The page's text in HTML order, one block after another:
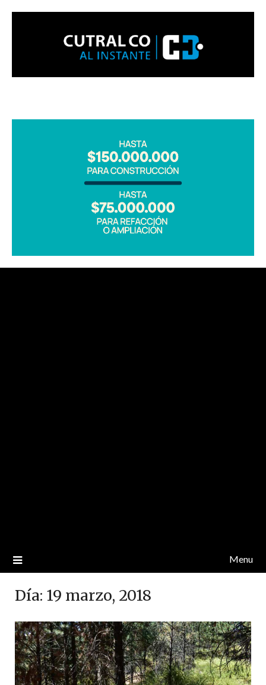
Menu
Día: 19 marzo, 2018